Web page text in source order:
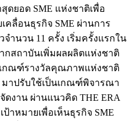
ดยอด SME แห่งชาติเพื่อ
ลื่อนธุรกิจ SME ผ่านการ
ำนวน 11 ครั้ง เริ่มครั้งแรกใน
กสถาบันเพิ่มผลผลิตแห่งชาติ
กณฑ์รางวัลคุณภาพแห่งชาติ
มาปรับใช้เป็นเกณฑ์พิจารณา
งาน ผ่านแนวคิด THE ERA
ป้าหมายเพื่อเห็นธุรกิจ SME